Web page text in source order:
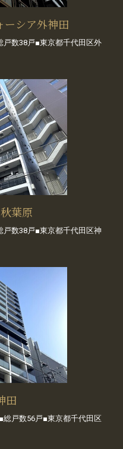
ーシア外神田
戸数38戸■東京都千代田区外
葉原
数38戸■東京都千代田区神
田
総戸数56戸■東京都千代田区